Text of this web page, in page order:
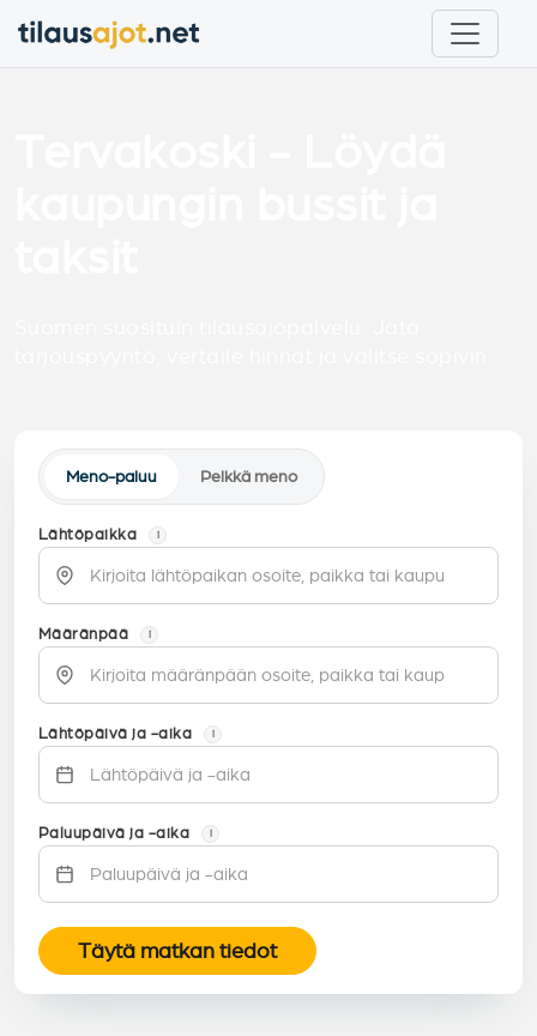
Meno-paluu Pelkkä meno
Lähtöpaikka i
Määränpää i
Lähtöpäivä ja -aika i
Paluupäivä ja -aika i
Täytä matkan tiedot